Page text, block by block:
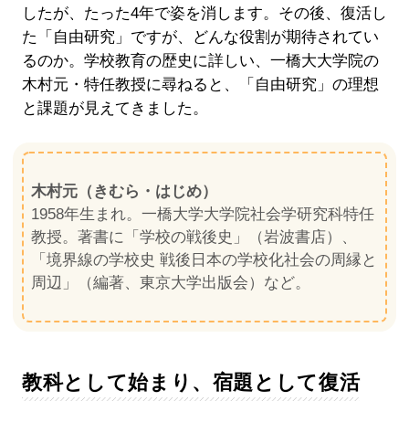
したが、たった4年で姿を消します。その後、復活し
た「自由研究」ですが、どんな役割が期待されてい
るのか。学校教育の歴史に詳しい、一橋大大学院の
木村元・特任教授に尋ねると、「自由研究」の理想
と課題が見えてきました。
木村元（きむら・はじめ）
1958年生まれ。一橋大学大学院社会学研究科特任
教授。著書に「学校の戦後史」（岩波書店）、
「境界線の学校史 戦後日本の学校化社会の周縁と
周辺」（編著、東京大学出版会）など。
教科として始まり、宿題として復活